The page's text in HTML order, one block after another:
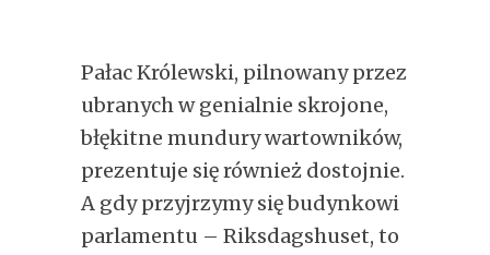
Pałac Królewski, pilnowany przez
ubranych w genialnie skrojone,
błękitne mundury wartowników,
prezentuje się również dostojnie.
A gdy przyjrzymy się budynkowi
parlamentu – Riksdagshuset, to